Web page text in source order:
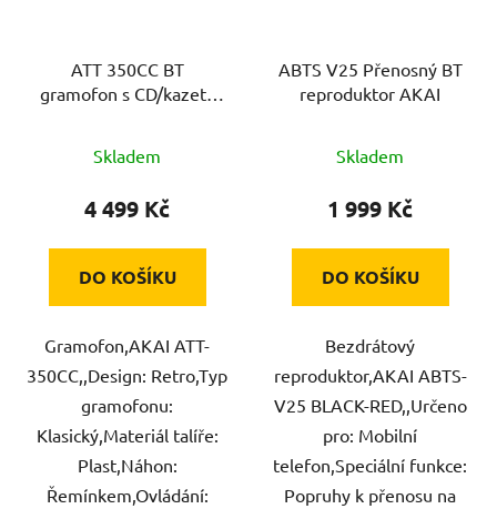
ATT 350CC BT
gramofon s CD/kazeta
Skladem
4 499 Kč
DO KOŠÍKU
Gramofon,AKAI ATT-
350CC,,Design: Retro,Typ
gramofonu:
Klasický,Materiál talíře:
Plast,Náhon:
Řemínkem,Ovládání:
ABTS V25 Přenosný BT
reproduktor AKAI
Skladem
1 999 Kč
DO KOŠÍKU
Bezdrátový
reproduktor,AKAI ABTS-
V25 BLACK-RED,,Určeno
pro: Mobilní
telefon,Speciální funkce:
Popruhy k přenosu na